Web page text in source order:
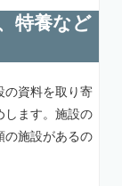
特養など
の資料を取り寄
します。施設の
の施設があるの